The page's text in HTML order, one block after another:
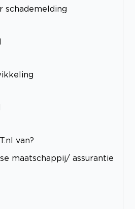
schademelding
van?
maatschappij/ assurantie